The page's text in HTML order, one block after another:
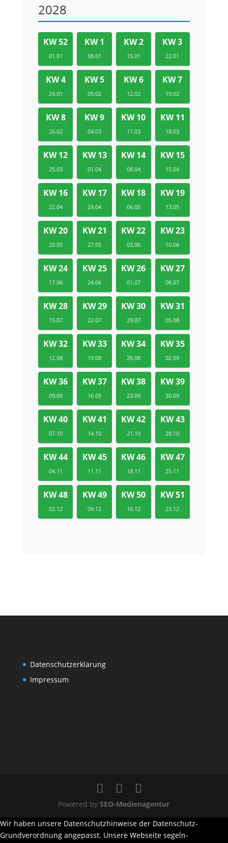
2028
KW 52
01.01
KW 1
08.01
KW 2
15.01
KW 3
22.01
KW 4
29.01
KW 5
05.02
KW 6
12.02
KW 7
19.02
KW 8
26.02
KW 9
04.03
KW 10
11.03
KW 11
18.03
KW 12
25.03
KW 13
01.04
KW 14
08.04
KW 15
15.04
KW 16
22.04
KW 17
29.04
KW 18
06.05
KW 19
13.05
KW 20
20.05
KW 21
27.05
KW 22
03.06
KW 23
10.06
KW 24
17.06
KW 25
24.06
KW 26
01.07
KW 27
08.07
KW 28
15.07
KW 29
22.07
KW 30
29.07
KW 31
05.08
KW 32
12.08
KW 33
19.08
KW 34
26.08
KW 35
02.09
KW 36
09.09
KW 37
16.09
KW 38
23.09
KW 39
30.09
KW 40
07.10
KW 41
14.10
KW 42
21.10
KW 43
28.10
KW 44
04.11
KW 45
11.11
KW 46
18.11
KW 47
25.11
KW 48
02.12
KW 49
09.12
KW 50
16.12
KW 51
23.12
Datenschutzerklärung
Impressum
Powered bySEO-Medienagentur
Wir haben unsere Datenschutzhinweise der Datenschutz-
Grundverordnung angepasst. Unsere Webseite segeln-